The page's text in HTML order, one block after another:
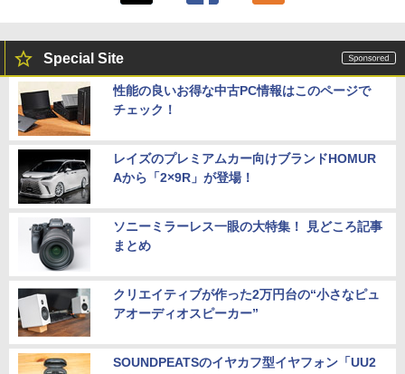
Special Site
性能の良いお得な中古PC情報はこのページで
チェック！
レイズのプレミアムカー向けブランドHOMUR
Aから「2×9R」が登場！
ソニーミラーレス一眼の大特集！ 見どころ記事
まとめ
クリエイティブが作った2万円台の“小さなピュ
アオーディオスピーカー”
SOUNDPEATSのイヤカフ型イヤフォン「UU2